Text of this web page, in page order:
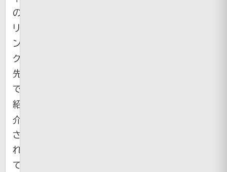
の
リ
ン
ク
先
で
紹
介
さ
れ
て